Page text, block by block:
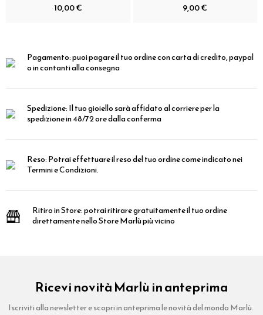
10,00 €
9,00 €
Pagamento:puoi pagare il tuo ordine con carta di credito, paypal
o in contanti alla consegna
Spedizione:Il tuo gioiello sarà affidato al corriere per la
spedizione in 48/72 ore dalla conferma
Reso:Potrai effettuare il reso del tuo ordine come indicato nei
Termini e Condizioni.
Ritiro in Store:potrai ritirare gratuitamente il tuo ordine
direttamente nello Store Marlù più vicino
Ricevi novità Marlù in anteprima
Iscriviti alla newsletter e scopri in anteprima le novità del mondo Marlù.